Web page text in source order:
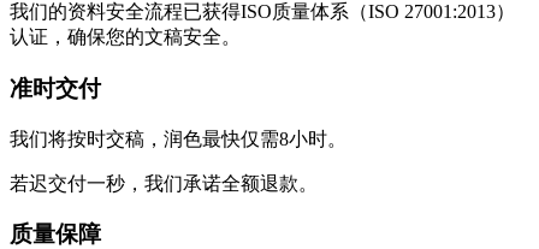
我们的资料安全流程已获得ISO质量体系（ISO 27001:2013）
认证，确保您的文稿安全。
准时交付
我们将按时交稿，润色最快仅需8小时。
若迟交付一秒，我们承诺全额退款。
质量保障